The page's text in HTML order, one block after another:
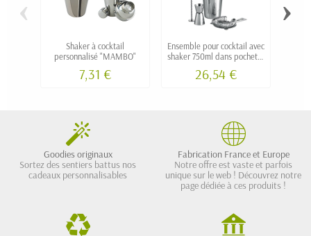
Shaker à cocktail
personnalisé "MAMBO"
7,31 €
Ensemble pour cocktail avec
shaker 750ml dans pochette
26,54 €
‹ ›
Goodies originaux
Sortez des sentiers battus nos
cadeaux personnalisables
Fabrication France et Europe
Notre offre est vaste et parfois
unique sur le web ! Découvrez notre
page dédiée à ces produits !